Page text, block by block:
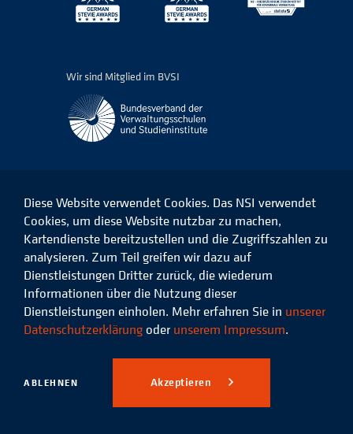
Wir sind Mitglied im BVSI
Das
NSI
Facebook
Das
NSI
auf
LinkedIn
Das
NSI
auf
Instagram
Das
Xing
© 2026 Niedersächsisches
Studieninstitut für kommunale
Verwaltung e.V.
Datenschutz Impressum
Diese Website verwendet Cookies. Das NSI verwendet
Cookies, um diese Website nutzbar zu machen,
Kartendienste bereitzustellen und die Zugriffszahlen zu
analysieren. Zum Teil greifen wir dazu auf
Dienstleistungen Dritter zurück, die wiederum
Informationen über die Nutzung dieser
Dienstleistungen einholen. Mehr erfahren Sie in unserer
Datenschutzerklärung oder unserem Impressum.
ABLEHNEN Akzeptieren